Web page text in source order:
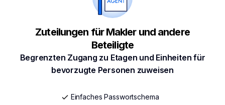
Zuteilungen für Makler und andere
Beteiligte
Begrenzten Zugang zu Etagen und Einheiten für
bevorzugte Personen zuweisen
Einfaches Passwortschema